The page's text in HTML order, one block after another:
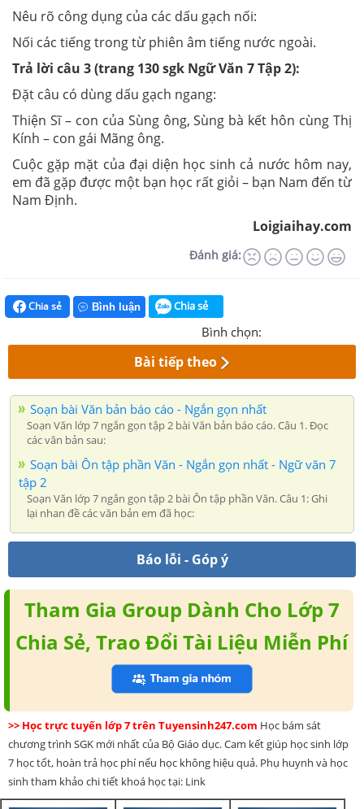
Nêu rõ công dụng của các dấu gạch nối:
Nối các tiếng trong từ phiên âm tiếng nước ngoài.
Trả lời câu 3 (trang 130 sgk Ngữ Văn 7 Tập 2):
Đặt câu có dùng dấu gạch ngang:
Thiện Sĩ – con của Sùng ông, Sùng bà kết hôn cùng Thị
Kính – con gái Mãng ông.
Cuộc gặp mặt của đại diện học sinh cả nước hôm nay,
em đã gặp được một bạn học rất giỏi – bạn Nam đến từ
Nam Định.
Loigiaihay.com
Đánh giá:
Chia sẻ Bình luận Chia sẻ
Bình chọn:
Bài tiếp theo
Soạn bài Văn bản báo cáo - Ngắn gọn nhất
Soạn Văn lớp 7 ngắn gọn tập 2 bài Văn bản báo cáo. Câu 1. Đọc
các văn bản sau:
Soạn bài Ôn tập phần Văn - Ngắn gọn nhất - Ngữ văn 7
tập 2
Soạn Văn lớp 7 ngắn gọn tập 2 bài Ôn tập phần Văn. Câu 1: Ghi
lại nhan đề các văn bản em đã học:
Báo lỗi - Góp ý
Tham Gia Group Dành Cho Lớp 7
Chia Sẻ, Trao Đổi Tài Liệu Miễn Phí
>> Học trực tuyến lớp 7 trên Tuyensinh247.com Học bám sát
chương trình SGK mới nhất của Bộ Giáo dục. Cam kết giúp học sinh lớp
7 học tốt, hoàn trả học phí nếu học không hiệu quả. Phụ huynh và học
sinh tham khảo chi tiết khoá học tại: Link